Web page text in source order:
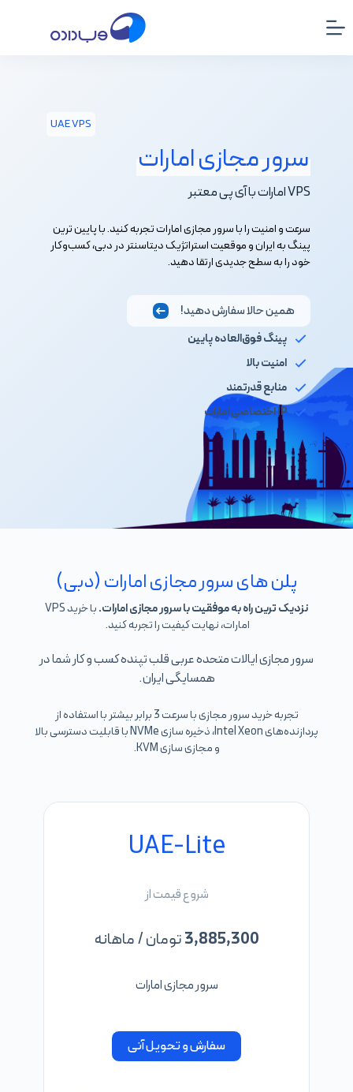
به
UAE VPS
سرور مجازی امارات
VPS امارات با آی پی معتبر
سرعت و امنیت را با سرور مجازی امارات تجربه کنید. با پایین ترین
پینگ به ایران و موقعیت استراتژیک دیتاسنتر در دبی، کسب‌وکار
خود را به سطح جدیدی ارتقا دهید.
همین حالا سفارش دهید!
پینگ فوق‌العاده پایین
امنیت بالا
منابع قدرتمند
IP اختصاصی امارات
پلن های سرور مجازی امارات (دبی)
نزدیک ترین راه به موفقیت با سرور مجازی امارات.
با خرید VPS
امارات، نهایت کیفیت را تجربه کنید.
سرور مجازی ایالات متحده عربی قلب تپنده کسب و کار شما در
همسایگی ایران.
تجربه خرید سرور مجازی با سرعت 3 برابر بیشتر با استفاده از
پردازنده‌های Intel Xeon، ذخیره سازی NVMe با قابلیت دسترسی بالا
و مجازی سازی KVM.
UAE-Lite
شروع قیمت از
3,885,300تومان / ماهانه
سرور مجازی امارات
سفارش و تحویل آنی